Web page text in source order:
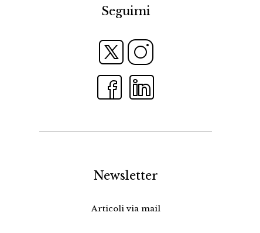
Seguimi
Newsletter
Articoli via mail